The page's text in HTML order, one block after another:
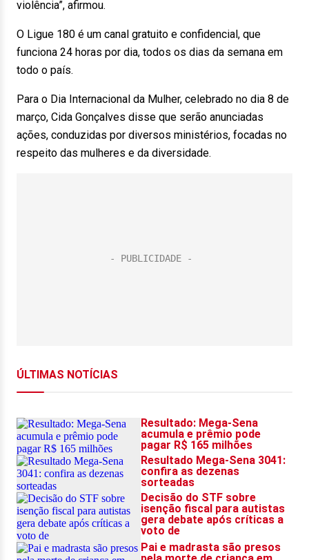
violência”, afirmou.
O Ligue 180 é um canal gratuito e confidencial, que
funciona 24 horas por dia, todos os dias da semana em
todo o país.
Para o Dia Internacional da Mulher, celebrado no dia 8 de
março, Cida Gonçalves disse que serão anunciadas
ações, conduzidas por diversos ministérios, focadas no
respeito das mulheres e da diversidade.